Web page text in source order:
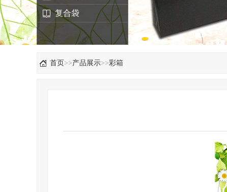
复合袋
首页>>产品展示>>彩箱